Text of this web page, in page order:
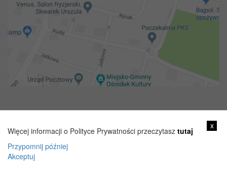
x
Więcej informacji o Polityce Prywatności przeczytasz tutaj
Przypomnij później
Akceptuj